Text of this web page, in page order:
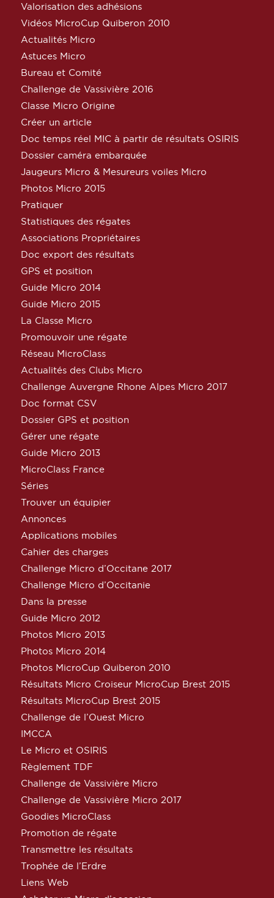
Valorisation des adhésions
Vidéos MicroCup Quiberon 2010
Actualités Micro
Astuces Micro
Bureau et Comité
Challenge de Vassivière 2016
Classe Micro Origine
Créer un article
Doc temps réel MIC à partir de résultats OSIRIS
Dossier caméra embarquée
Jaugeurs Micro & Mesureurs voiles Micro
Photos Micro 2015
Pratiquer
Statistiques des régates
Associations Propriétaires
Doc export des résultats
GPS et position
Guide Micro 2014
Guide Micro 2015
La Classe Micro
Promouvoir une régate
Réseau MicroClass
Actualités des Clubs Micro
Challenge Auvergne Rhone Alpes Micro 2017
Doc format CSV
Dossier GPS et position
Gérer une régate
Guide Micro 2013
MicroClass France
Séries
Trouver un équipier
Annonces
Applications mobiles
Cahier des charges
Challenge Micro d’Occitane 2017
Challenge Micro d’Occitanie
Dans la presse
Guide Micro 2012
Photos Micro 2013
Photos Micro 2014
Photos MicroCup Quiberon 2010
Résultats Micro Croiseur MicroCup Brest 2015
Résultats MicroCup Brest 2015
Challenge de l’Ouest Micro
IMCCA
Le Micro et OSIRIS
Règlement TDF
Challenge de Vassivière Micro
Challenge de Vassivière Micro 2017
Goodies MicroClass
Promotion de régate
Transmettre les résultats
Trophée de l’Erdre
Liens Web